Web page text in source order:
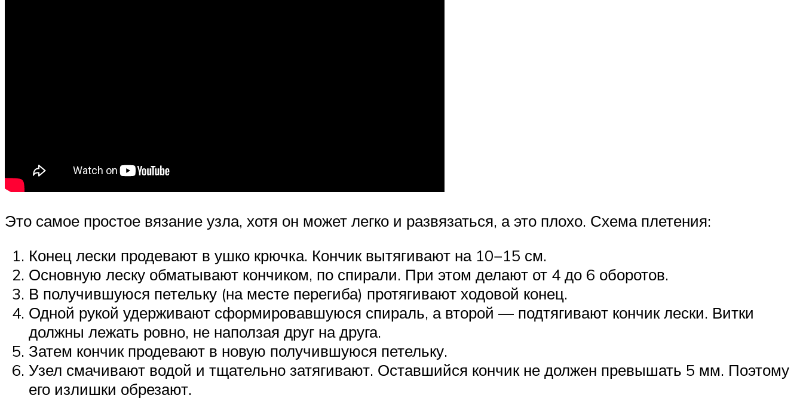
Это самое простое вязание узла, хотя он может легко и развязаться, а это плохо. Схема плетения:
Конец лески продевают в ушко крючка. Кончик вытягивают на 10−15 см.
Основную леску обматывают кончиком, по спирали. При этом делают от 4 до 6 оборотов.
В получившуюся петельку (на месте перегиба) протягивают ходовой конец.
Одной рукой удерживают сформировавшуюся спираль, а второй — подтягивают кончик лески. Витки
должны лежать ровно, не наползая друг на друга.
Затем кончик продевают в новую получившуюся петельку.
Узел смачивают водой и тщательно затягивают. Оставшийся кончик не должен превышать 5 мм. Поэтому
его излишки обрезают.